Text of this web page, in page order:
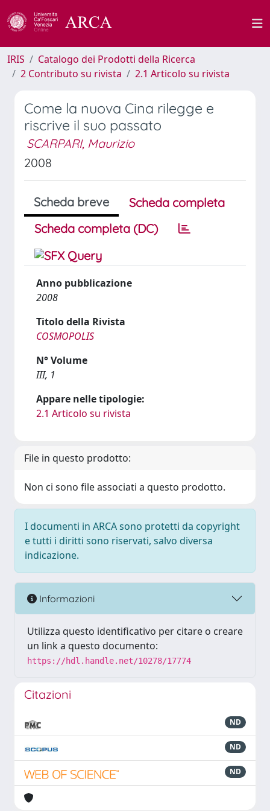
IRIS
Catalogo dei Prodotti della Ricerca
2 Contributo su rivista
2.1 Articolo su rivista
Come la nuova Cina rilegge e
riscrive il suo passato
SCARPARI, Maurizio
2008
Scheda breve
Scheda completa
Scheda completa (DC)
Anno pubblicazione
2008
Titolo della Rivista
COSMOPOLIS
N° Volume
III, 1
Appare nelle tipologie:
2.1 Articolo su rivista
File in questo prodotto:
Non ci sono file associati a questo prodotto.
I documenti in ARCA sono protetti da copyright
e tutti i diritti sono riservati, salvo diversa
indicazione.
Informazioni
Utilizza questo identificativo per citare o creare
un link a questo documento:
https://hdl.handle.net/10278/17774
Citazioni
ND
ND
ND